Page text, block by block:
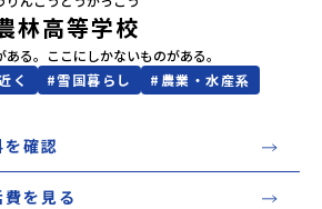
林高等学校
る。ここにしかないものがある。
く #雪国暮らし # 農業・水産系
確認
を見る